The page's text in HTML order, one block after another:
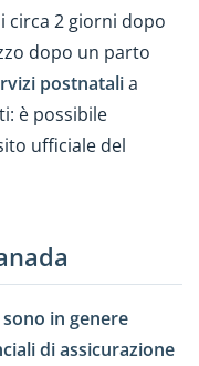
circa 2 giorni dopo
dopo un parto
postnatalia
è possibile
ufficiale del
in genere
di assicurazione